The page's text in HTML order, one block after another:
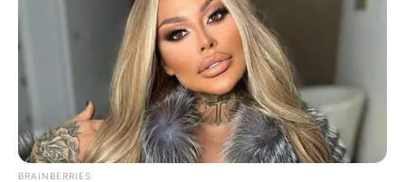
BRAINBERRIES